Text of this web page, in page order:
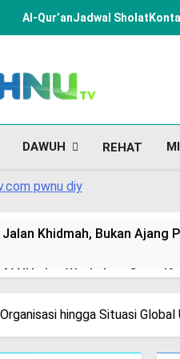
Al-Qur’anJadwal Sholat
TV
Nahnu TV Kita
DAWUH REHAT
Khidmah, Bukan Ajang
dan Workshop
NU Ke-35 Junjung Marwah
hingga Situasi